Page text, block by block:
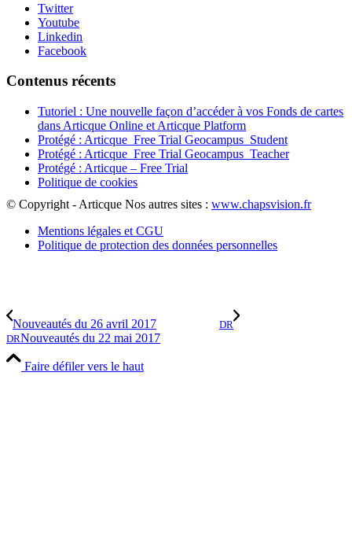
Twitter
Youtube
Linkedin
Facebook
Contenus récents
Tutoriel : Une nouvelle façon d’accéder à vos Fonds de cartes
dans Articque Online et Articque Platform
Protégé : Articque_Free Trial Geocampus_Student
Protégé : Articque_Free Trial Geocampus_Teacher
Protégé : Articque – Free Trial
Politique de cookies
© Copyright - Articque Nos autres sites : www.chapsvision.fr
Mentions légales et CGU
Politique de protection des données personnelles
Nouveautés du 26 avril 2017
DR
DRNouveautés du 22 mai 2017
Faire défiler vers le haut